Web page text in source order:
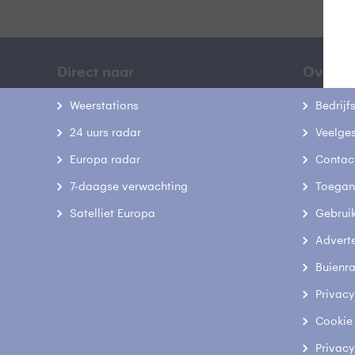
Direct naar
Weerstations
24 uurs radar
Europa radar
7-daagse verwachting
Satelliet Europa
Over